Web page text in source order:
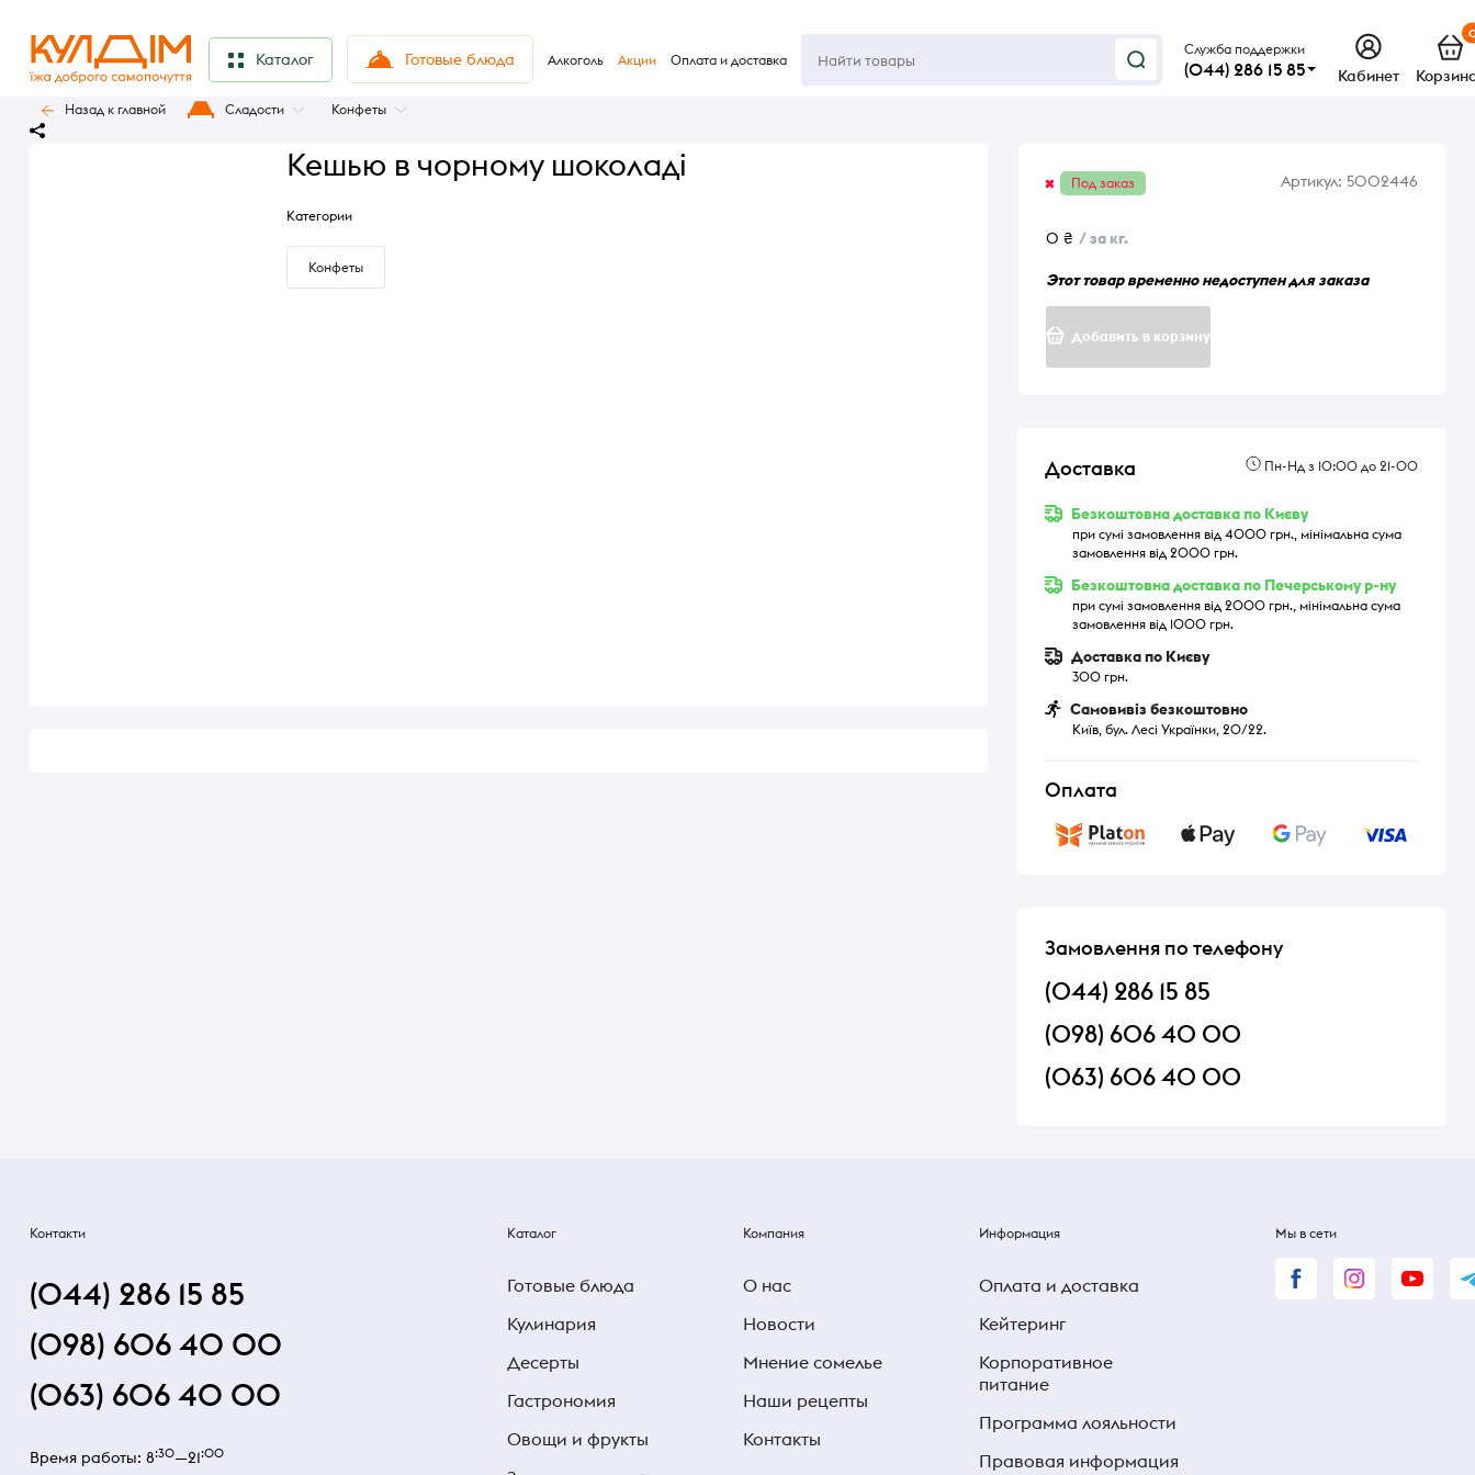
Каталог Готовые блюда Алкоголь Акции Оплата и доставка
Служба поддержки
(044) 286 15 85 Кабинет
Назад к главной Сладости Конфеты
Кешью в чорному шоколаді
Категории
Конфеты
Под заказ Артикул: 5002446
0 ₴ / за кг.
Этот товар временно недоступен для заказа
Добавить в корзину
Доставка Пн-Нд з 10:00 до 21-00
Безкоштовна доставка по Києву
при сумі замовлення від 4000 грн., мінімальна сума
замовлення від 2000 грн.
Безкоштовна доставка по Печерському р-ну
при сумі замовлення від 2000 грн., мінімальна сума
замовлення від 1000 грн.
Доставка по Києву
300 грн.
Самовивіз безкоштовно
Київ, бул. Лесі Українки, 20/22.
Оплата
Замовлення по телефону
(044) 286 15 85
(098) 606 40 00
(063) 606 40 00
Контакти
(044) 286 15 85
(098) 606 40 00
(063) 606 40 00
Время работы: 8:30—21:00
Каталог
Готовые блюда
Кулинария
Десерты
Гастрономия
Овощи и фрукты
Компания
О нас
Новости
Мнение сомелье
Наши рецепты
Контакты
Информация
Оплата и доставка
Кейтеринг
Корпоративное
питание
Программа лояльности
Правовая информация
Мы в сети